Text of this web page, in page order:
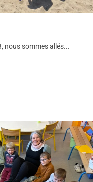
nous sommes allés...